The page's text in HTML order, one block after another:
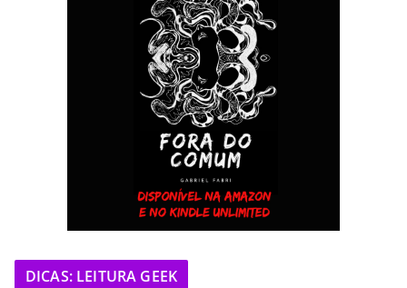
DICAS: LEITURA GEEK